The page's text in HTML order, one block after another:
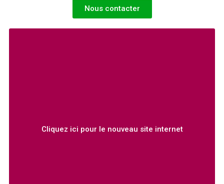
Nous contacter
Cliquez ici pour le nouveau site internet